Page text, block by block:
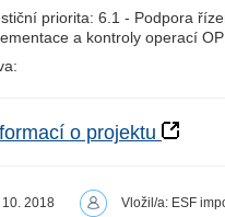
priorita: 6.1 - Podpora
a kontroly operací
o projektu
10. 2018 Vložil/a: ESF